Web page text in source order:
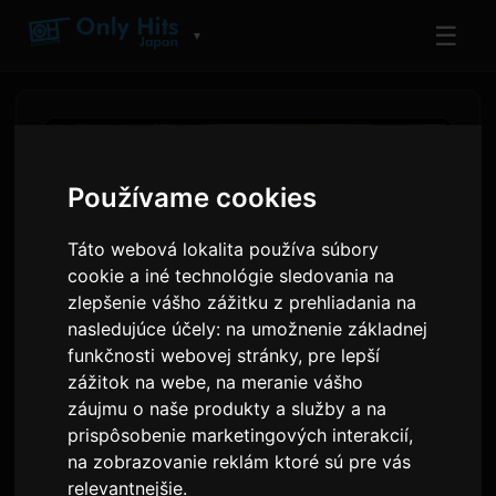
Používame cookies
Táto webová lokalita používa súbory
cookie a iné technológie sledovania na
zlepšenie vášho zážitku z prehliadania na
nasledujúce účely: na umožnenie základnej
funkčnosti webovej stránky, pre lepší
zážitok na webe, na meranie vášho
záujmu o naše produkty a služby a na
prispôsobenie marketingových interakcií,
na zobrazovanie reklám ktoré sú pre vás
relevantnejšie.
▼ ☰
FATAL FURY: City of the
Wolves Soundtrack Now on
Streaming Services